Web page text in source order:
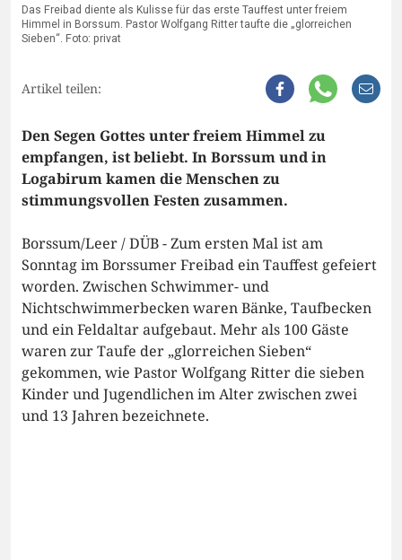
Das Freibad diente als Kulisse für das erste Tauffest unter freiem
Himmel in Borssum. Pastor Wolfgang Ritter taufte die „glorreichen
Sieben“. Foto: privat
Artikel teilen:
Den Segen Gottes unter freiem Himmel zu
empfangen, ist beliebt. In Borssum und in
Logabirum kamen die Menschen zu
stimmungsvollen Festen zusammen.
Borssum/Leer / DÜB - Zum ersten Mal ist am
Sonntag im Borssumer Freibad ein Tauffest gefeiert
worden. Zwischen Schwimmer- und
Nichtschwimmerbecken waren Bänke, Taufbecken
und ein Feldaltar aufgebaut. Mehr als 100 Gäste
waren zur Taufe der „glorreichen Sieben“
gekommen, wie Pastor Wolfgang Ritter die sieben
Kinder und Jugendlichen im Alter zwischen zwei
und 13 Jahren bezeichnete.